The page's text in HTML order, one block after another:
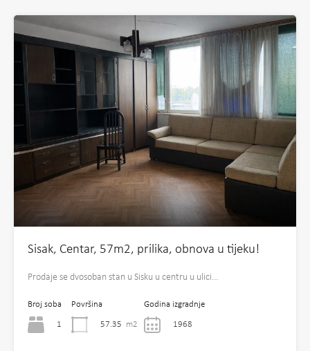
Sisak, Centar, 57m2, prilika, obnova u tijeku!
Prodaje se dvosoban stan u Sisku u centru u ulici…
Broj soba
1
Površina
57.35 m2
Godina izgradnje
1968